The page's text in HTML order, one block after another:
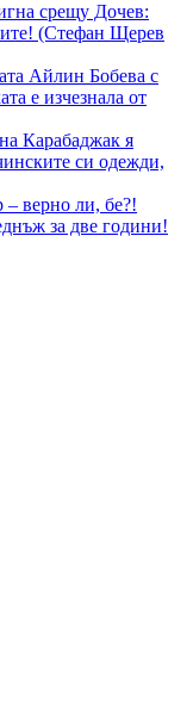
срещу Дочев:
(Стефан Щерев
Айлин Бобева с
е изчезнала от
Карабаджак я
си одежди,
верно ли, бе?!
за две години!